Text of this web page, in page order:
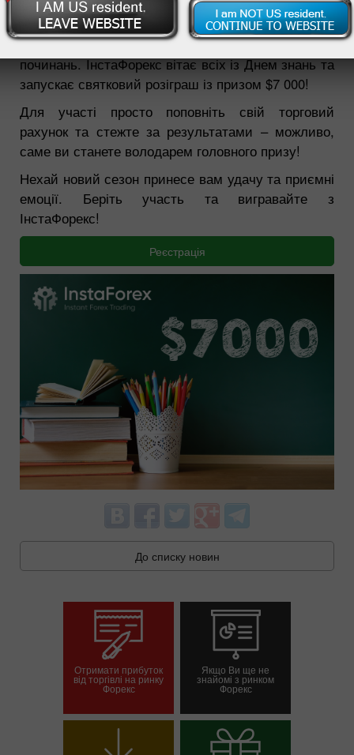
02.09.2025 01:22 PM
1 вересня — час нових цілей та надихаючих
починань. ІнстаФорекс вітає всіх із Днем знань та
запускає святковий розіграш із призом $7 000!
Для участі просто поповніть свій торговий
рахунок та стежте за результатами – можливо,
саме ви станете володарем головного призу!
Нехай новий сезон принесе вам удачу та приємні
емоції. Беріть участь та вигравайте з
ІнстаФорекс!
Реєстрація
До списку новин
Отримати прибуток
від торгівлі на ринку
Форекс
рахунок
Якщо Ви ще не
знайомі з ринком
Форекс
Відкрити демо-
рахунок